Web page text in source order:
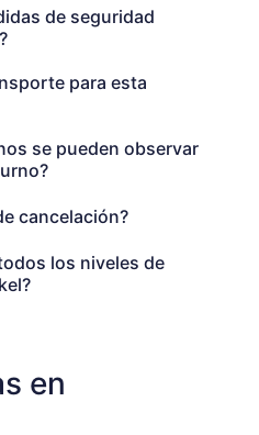
de seguridad
para esta
se pueden observar
cancelación?
los niveles de
en